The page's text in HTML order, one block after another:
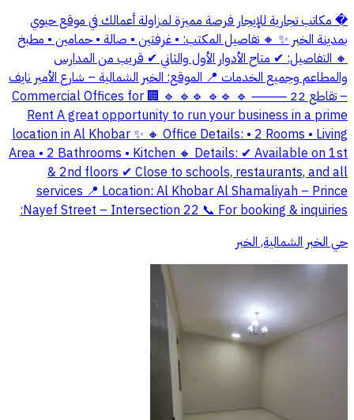
� مكاتب تجارية للإيجار فرصة مميزة لمزاولة أعمالك في موقع حيوي
بمدينة الخبر ✨ 🔸 تفاصيل المكتب: • غرفتين • صالة • حمامين • مطبخ
🔸 التفاصيل: ✔ متاح الأدوار الأول والثاني ✔ قريب من المدارس
والمطاعم وجميع الخدمات 📍 الموقع: الخبر الشمالية – شارع الأمير نايف
– تقاطع 22 ⸻ 🔹 🔹🔹 🔹🔹 🔹 🏢 Commercial Offices for
Rent A great opportunity to run your business in a prime
location in Al Khobar ✨ 🔸 Office Details: • 2 Rooms • Living
Area • 2 Bathrooms • Kitchen 🔸 Details: ✔ Available on 1st
& 2nd floors ✔ Close to schools, restaurants, and all
services 📍 Location: Al Khobar Al Shamaliyah – Prince
Nayef Street – Intersection 22 📞 For booking & inquiries:
حي الخبر الشمالية, الخبر